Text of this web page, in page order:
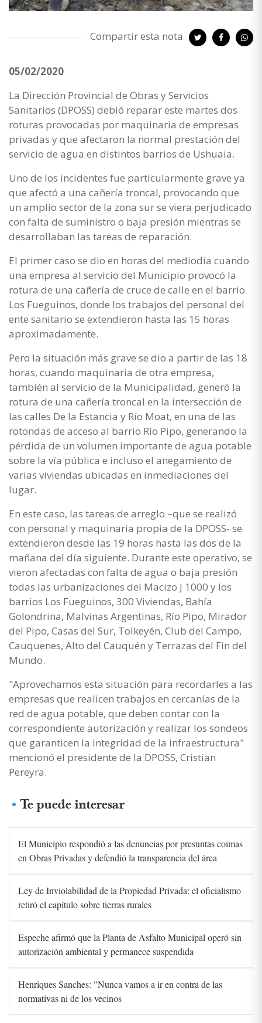
Compartir esta nota
05/02/2020
La Dirección Provincial de Obras y Servicios
Sanitarios (DPOSS) debió reparar este martes dos
roturas provocadas por maquinaria de empresas
privadas y que afectaron la normal prestación del
servicio de agua en distintos barrios de Ushuaia.
Uno de los incidentes fue particularmente grave ya
que afectó a una cañería troncal, provocando que
un amplio sector de la zona sur se viera perjudicado
con falta de suministro o baja presión mientras se
desarrollaban las tareas de reparación.
El primer caso se dio en horas del mediodía cuando
una empresa al servicio del Municipio provocó la
rotura de una cañería de cruce de calle en el barrio
Los Fueguinos, donde los trabajos del personal del
ente sanitario se extendieron hasta las 15 horas
aproximadamente.
Pero la situación más grave se dio a partir de las 18
horas, cuando maquinaria de otra empresa,
también al servicio de la Municipalidad, generó la
rotura de una cañería troncal en la intersección de
las calles De la Estancia y Río Moat, en una de las
rotondas de acceso al barrio Río Pipo, generando la
pérdida de un volumen importante de agua potable
sobre la vía pública e incluso el anegamiento de
varias viviendas ubicadas en inmediaciones del
lugar.
En este caso, las tareas de arreglo –que se realizó
con personal y maquinaria propia de la DPOSS- se
extendieron desde las 19 horas hasta las dos de la
mañana del día siguiente. Durante este operativo, se
vieron afectadas con falta de agua o baja presión
todas las urbanizaciones del Macizo J 1000 y los
barrios Los Fueguinos, 300 Viviendas, Bahía
Golondrina, Malvinas Argentinas, Río Pipo, Mirador
del Pipo, Casas del Sur, Tolkeyén, Club del Campo,
Cauquenes, Alto del Cauquén y Terrazas del Fin del
Mundo.
"Aprovechamos esta situación para recordarles a las
empresas que realicen trabajos en cercanías de la
red de agua potable, que deben contar con la
correspondiente autorización y realizar los sondeos
que garanticen la integridad de la infraestructura"
mencionó el presidente de la DPOSS, Cristian
Pereyra.
Te puede interesar
El Municipio respondió a las denuncias por presuntas coimas
en Obras Privadas y defendió la transparencia del área
Ley de Inviolabilidad de la Propiedad Privada: el oficialismo
retiró el capítulo sobre tierras rurales
Espeche afirmó que la Planta de Asfalto Municipal operó sin
autorización ambiental y permanece suspendida
Henriques Sanches: "Nunca vamos a ir en contra de las
normativas ni de los vecinos